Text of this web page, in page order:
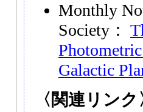
Monthly
Society：
Galactic
〈関連リンク